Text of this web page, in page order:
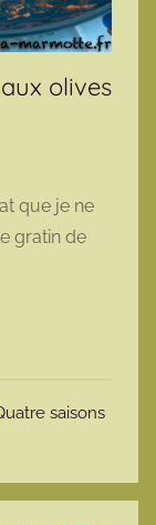
olives
que je ne
gratin de
saisons